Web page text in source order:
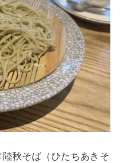
秋そば（ひたちあきそ